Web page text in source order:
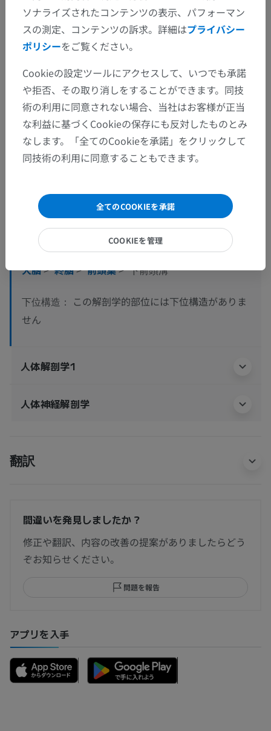
人体解剖学2
人体> 統合系> 神経系> 中枢神経系> 脳>
大脳> 終脳> 前頭葉> 下前頭溝
下位構造：
この解剖学的部位には下位構造がありま
せん
人体解剖学1
人体神経解剖学
翻訳
間違いを発見しましたか？
修正や翻訳、内容の改善の提案がありましたらどう
ぞお知らせください。
問題を報告
アプリを入手
ソナライズされたコンテンツの表示、パフォーマン
スの測定、コンテンツの訴求。詳細はプライバシー
ポリシーをご覧ください。
Cookieの設定ツールにアクセスして、いつでも承諾
や拒否、その取り消しをすることができます。同技
術の利用に同意されない場合、当社はお客様が正当
な利益に基づくCookieの保存にも反対したものとみ
なします。「全てのCookieを承諾」をクリックして
同技術の利用に同意することもできます。
全てのCOOKIEを承諾
COOKIEを管理